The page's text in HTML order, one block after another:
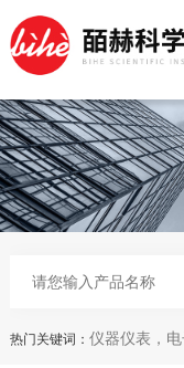
热门关键词： 仪器仪表，电子设备